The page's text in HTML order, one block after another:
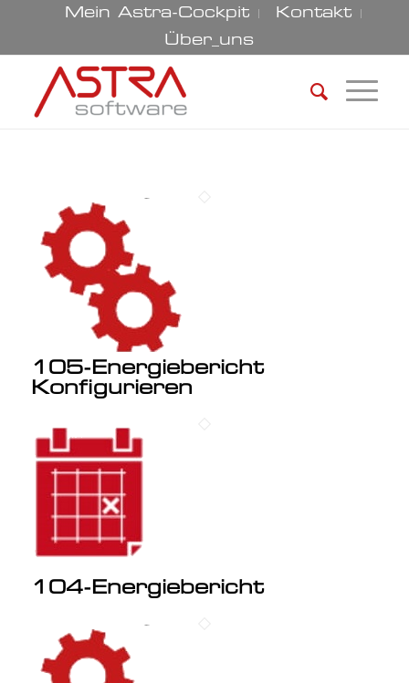
Mein Astra-Cockpit
Kontakt
Über_uns
105-Energiebericht
Konfigurieren
104-Energiebericht